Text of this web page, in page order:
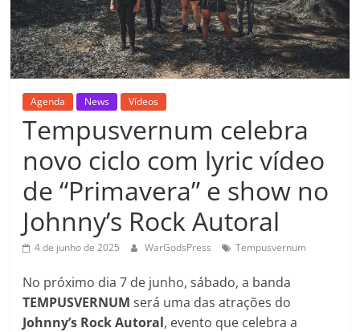
Agenda News Vídeos
Tempusvernum celebra
novo ciclo com lyric vídeo
de “Primavera” e show no
Johnny’s Rock Autoral
4 de junho de 2025 WarGodsPress Tempusvernum
No próximo dia 7 de junho, sábado, a banda
TEMPUSVERNUM será uma das atrações do
Johnny’s Rock Autoral, evento que celebra a